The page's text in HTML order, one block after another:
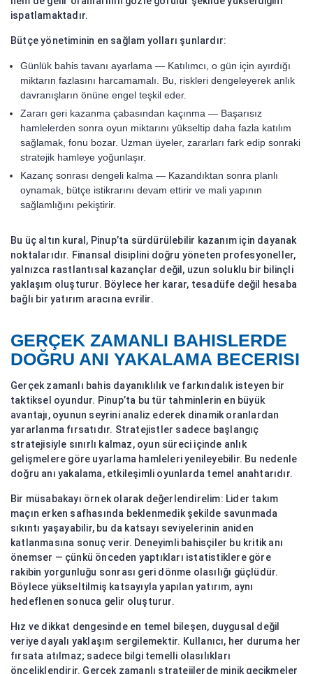
ispatlamaktadır.
Bütçe yönetiminin en sağlam yolları şunlardır:
Günlük bahis tavanı ayarlama — Katılımcı, o gün için ayırdığı
miktarın fazlasını harcamamalı. Bu, riskleri dengeleyerek anlık
davranışların önüne engel teşkil eder.
Zararı geri kazanma çabasından kaçınma — Başarısız
hamlelerden sonra oyun miktarını yükseltip daha fazla katılım
sağlamak, fonu bozar. Uzman üyeler, zararları fark edip sonraki
stratejik hamleye yoğunlaşır.
Kazanç sonrası dengeli kalma — Kazandıktan sonra planlı
oynamak, bütçe istikrarını devam ettirir ve mali yapının
sağlamlığını pekiştirir.
Bu üç altın kural, Pinup’ta sürdürülebilir kazanım için dayanak
noktalarıdır. Finansal disiplini doğru yöneten profesyoneller,
yalnızca rastlantısal kazançlar değil, uzun soluklu bir bilinçli
yaklaşım oluşturur. Böylece her karar, tesadüfe değil hesaba
bağlı bir yatırım aracına evrilir.
GERÇEK ZAMANLI BAHISLERDE
DOĞRU ANI YAKALAMA BECERISI
Gerçek zamanlı bahis dayanıklılık ve farkındalık isteyen bir
taktiksel oyundur. Pinup’ta bu tür tahminlerin en büyük
avantajı, oyunun seyrini analiz ederek dinamik oranlardan
yararlanma fırsatıdır. Stratejistler sadece başlangıç
stratejisiyle sınırlı kalmaz, oyun süreci içinde anlık
gelişmelere göre uyarlama hamleleri yenileyebilir. Bu nedenle
doğru anı yakalama, etkileşimli oyunlarda temel anahtarıdır.
Bir müsabakayı örnek olarak değerlendirelim: Lider takım
maçın erken safhasında beklenmedik şekilde savunmada
sıkıntı yaşayabilir, bu da katsayı seviyelerinin aniden
katlanmasına sonuç verir. Deneyimli bahisçiler bu kritik anı
önemser — çünkü önceden yaptıkları istatistiklere göre
rakibin yorgunluğu sonrası geri dönme olasılığı güçlüdür.
Böylece yükseltilmiş katsayıyla yapılan yatırım, aynı
hedeflenen sonuca gelir oluşturur.
Hız ve dikkat dengesinde en temel bileşen, duygusal değil
veriye dayalı yaklaşım sergilemektir. Kullanıcı, her duruma her
fırsata atılmaz; sadece bilgi temelli olasılıkları
önceliklendirir. Gerçek zamanlı stratejilerde minik gecikmeler